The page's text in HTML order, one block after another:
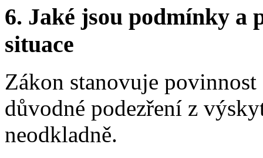
6. Jaké jsou podmínky a
situace
Zákon stanovuje
důvodné podezření z
neodkladně.